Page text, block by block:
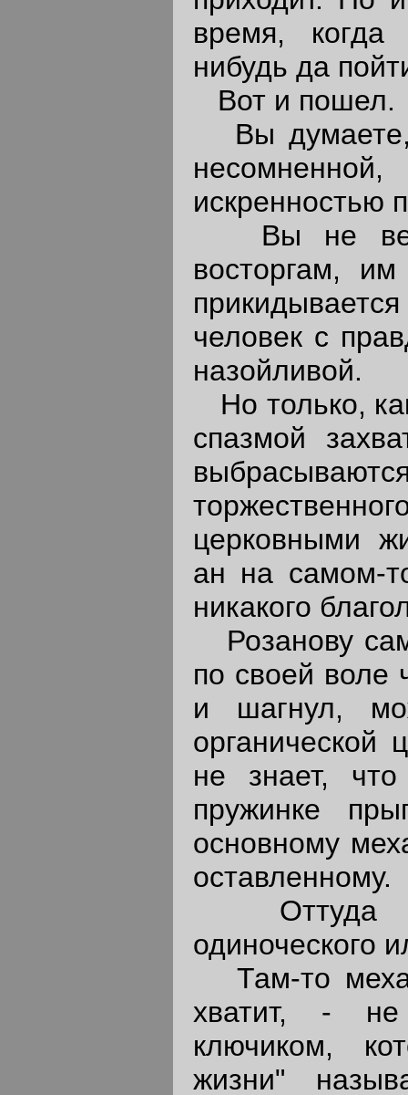
время,
нибудь да
Вот и пошел.
Вы думаете,
искренностью
Вы не
восторгам,
человек с
назойливой.
Но только,
спазмой
церковными
ан на самом-
никакого
Розанову
по своей воле
и шагнул,
органической
не знает,
пружинке
основному
оставленному.
Оттуда и
одиноческого
Там-то
хватит, - не
ключиком,
жизни"